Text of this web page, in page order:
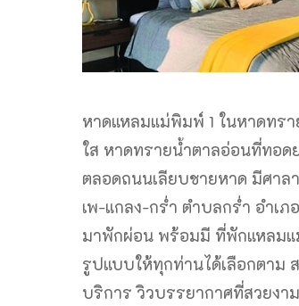
หาดแหลมแม่พิมพ์ 1 ในหาดทรา
ใส หาดทรายน้ำตาลอ่อนที่ทอด
ตลอดถนนเลียบชายหาด มีศาล
เพ-แกลง-กร่ำ ตำบลกร่ำ อำเ
มาพักผ่อน พร้อมมี ที่พักแหลม
รูปแบบให้ทุกท่านได้เลือกตาม
บริการ วิวบรรยากาศที่สวยง